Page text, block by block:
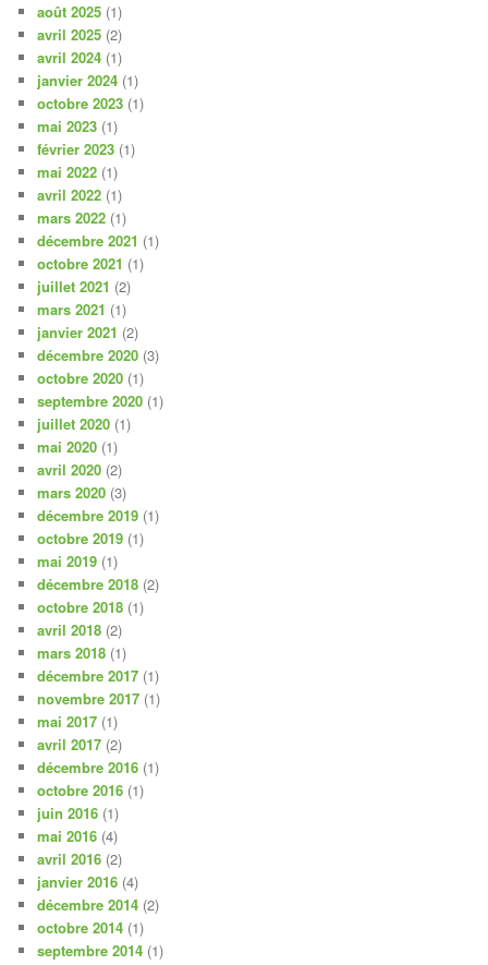
août 2025 (1)
avril 2025 (2)
avril 2024 (1)
janvier 2024 (1)
octobre 2023 (1)
mai 2023 (1)
février 2023 (1)
mai 2022 (1)
avril 2022 (1)
mars 2022 (1)
décembre 2021 (1)
octobre 2021 (1)
juillet 2021 (2)
mars 2021 (1)
janvier 2021 (2)
décembre 2020 (3)
octobre 2020 (1)
septembre 2020 (1)
juillet 2020 (1)
mai 2020 (1)
avril 2020 (2)
mars 2020 (3)
décembre 2019 (1)
octobre 2019 (1)
mai 2019 (1)
décembre 2018 (2)
octobre 2018 (1)
avril 2018 (2)
mars 2018 (1)
décembre 2017 (1)
novembre 2017 (1)
mai 2017 (1)
avril 2017 (2)
décembre 2016 (1)
octobre 2016 (1)
juin 2016 (1)
mai 2016 (4)
avril 2016 (2)
janvier 2016 (4)
décembre 2014 (2)
octobre 2014 (1)
septembre 2014 (1)